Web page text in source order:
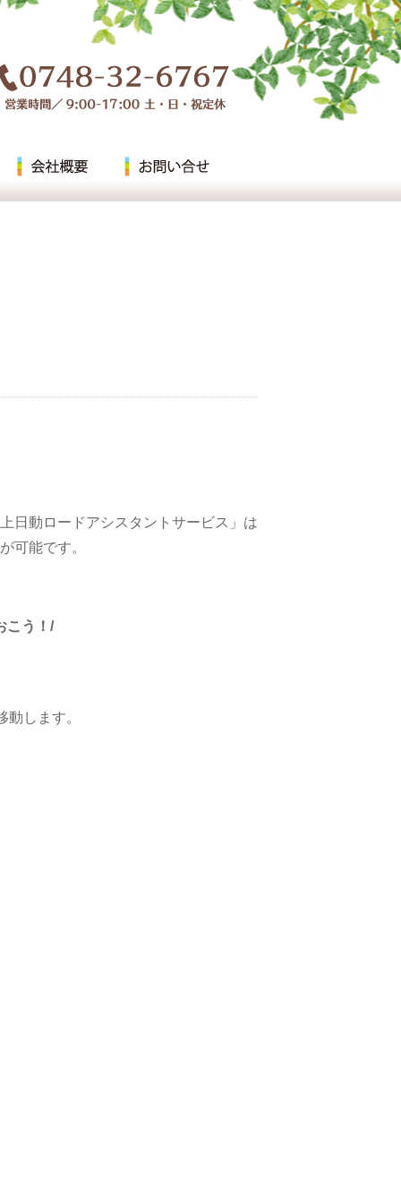
日動ロードアシスタントサービス」は
可能です。
こう！/
します。